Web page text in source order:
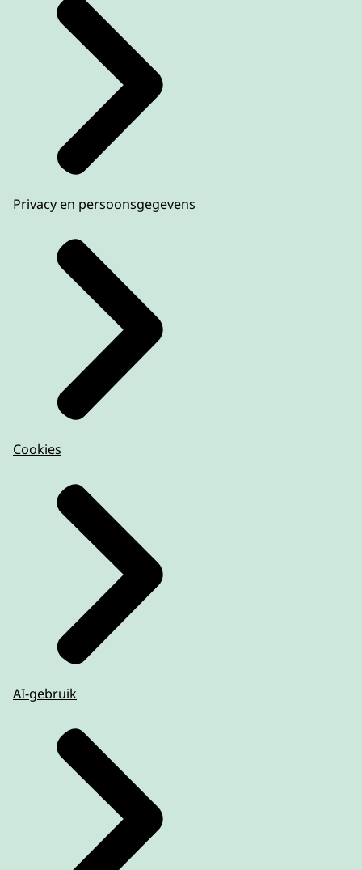
Privacy en persoonsgegevens
Cookies
AI-gebruik